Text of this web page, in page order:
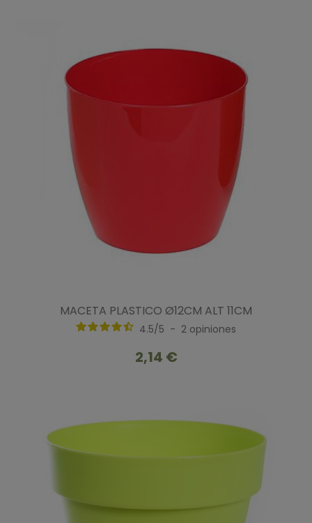
MACETA PLASTICO Ø12CM ALT 11CM
4.5/5 - 2 opiniones
2,14 €